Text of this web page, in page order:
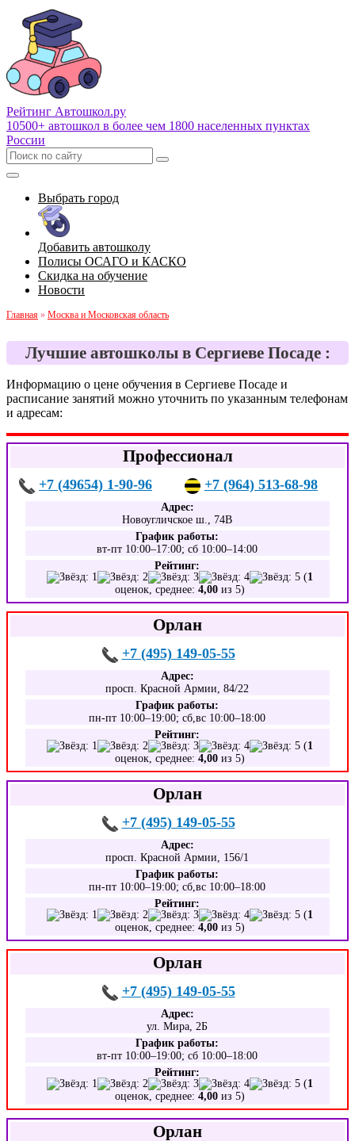
Рейтинг Автошкол.ру
10500+ автошкол в более чем 1800 населенных пунктах
России
Выбрать город
Добавить автошколу
Полисы ОСАГО и КАСКО
Скидка на обучение
Новости
Главная » Москва и Московская область
Лучшие автошколы в Сергиеве Посаде :
Информацию о цене обучения в Сергиеве Посаде и
расписание занятий можно уточнить по указанным телефонам
и адресам:
Профессионал
+7 (49654) 1-90-96 +7 (964) 513-68-98
Адрес:
Новоугличское ш., 74В
График работы:
вт-пт 10:00–17:00; сб 10:00–14:00
Рейтинг:
(1
оценок, среднее:4,00 из 5)
Орлан
+7 (495) 149-05-55
Адрес:
просп. Красной Армии, 84/22
График работы:
пн-пт 10:00–19:00; сб,вс 10:00–18:00
Рейтинг:
(1
оценок, среднее:4,00 из 5)
Орлан
+7 (495) 149-05-55
Адрес:
просп. Красной Армии, 156/1
График работы:
пн-пт 10:00–19:00; сб,вс 10:00–18:00
Рейтинг:
(1
оценок, среднее:4,00 из 5)
Орлан
+7 (495) 149-05-55
Адрес:
ул. Мира, 2Б
График работы:
вт-пт 10:00–19:00; сб 10:00–18:00
Рейтинг:
(1
оценок, среднее:4,00 из 5)
Орлан